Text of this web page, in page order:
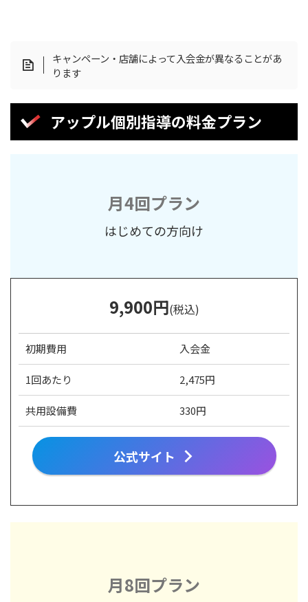
キャンペーン・店舗によって入会金が異なることがあ
ります
アップル個別指導の料金プラン
月4回プラン
はじめての方向け
9,900円(税込)
初期費用 入会金
1回あたり 2,475円
共用設備費 330円
公式サイト
月8回プラン